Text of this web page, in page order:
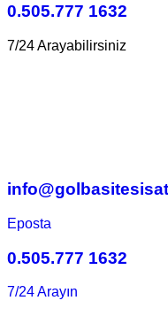
0.505.777 1632
7/24 Arayabilirsiniz
Eposta
0.505.777 1632
7/24 Arayın